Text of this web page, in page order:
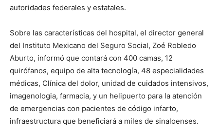
autoridades federales y estatales.
Sobre las características del hospital, el director general
del Instituto Mexicano del Seguro Social, Zoé Robledo
Aburto, informó que contará con 400 camas, 12
quirófanos, equipo de alta tecnología, 48 especialidades
médicas, Clínica del dolor, unidad de cuidados intensivos,
imagenologia, farmacia, y un helipuerto para la atención
de emergencias con pacientes de código infarto,
infraestructura que beneficiará a miles de sinaloenses.